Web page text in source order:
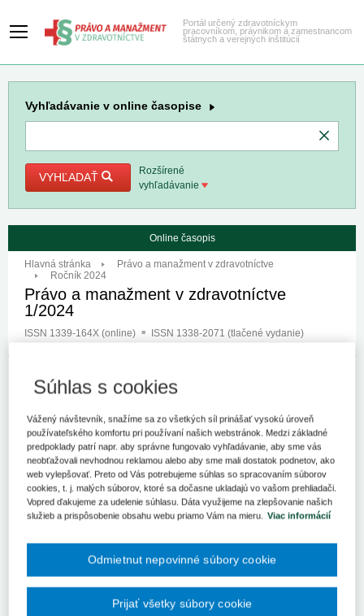
Portál určený zdravotníckym
pracovníkom, právnikom a zamestnancom
štátnych a verejných inštitúcií
Vyhľadávanie v online časopise
VYHĽADAŤ
Rozšírené
vyhľadávanie
Online časopis
Hlavná stránka
Právo a manažment v zdravotníctve
Ročník 2024
Právo a manažment v zdravotníctve
1/2024
ISSN 1339-164X (online) ISSN 1338-2071 (tlačené vydanie)
Súhlas s cookies
Vážený návštevník, snažíme sa zo všetkých síl prinášať vysokú úroveň
používateľského komfortu pri používaní našich webstránok. Medzi základné
predpoklady patrí napr. aby správne fungovalo vyhľadávanie, aby sme vás
neobťažovali nevhodnou reklamou alebo aby sme mali dostatok podnetov, ako
web vylepšovať. Preto od Vás potrebujeme súhlas so spracovaním súborov
cookies, t. j. malých súborov, ktoré sa dočasne ukladajú vo vašom prehliadači.
Vopred ďakujeme za udelenie súhlasu. Dáta využijeme na zlepšovanie našich
služieb a prispôsobenie obsahu webu priamo Vám na mieru.
Viac informácií
Odmietnut nepovinné súbory cookie
Prijať všetky súbory cookie